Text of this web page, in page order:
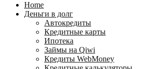
лиц
Home
Деньги в долг
Автокредиты
Кредитные карты
Ипотека
Займы на Qiwi
Кредиты WebMoney